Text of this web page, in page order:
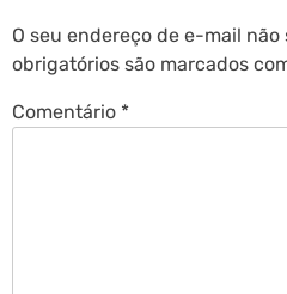
O seu endereço de e-mail
obrigatórios são marcados
Comentário *